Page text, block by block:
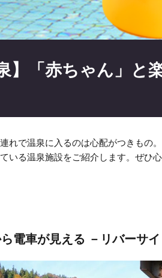
】「赤ちゃん」と
れで温泉に入るのは心配がつきもの
いる温泉施設をご紹介します。ぜひ
電車が見える －リバーサ